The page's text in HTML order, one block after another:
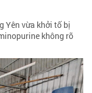
Yên vừa khởi tố bị
không rõ